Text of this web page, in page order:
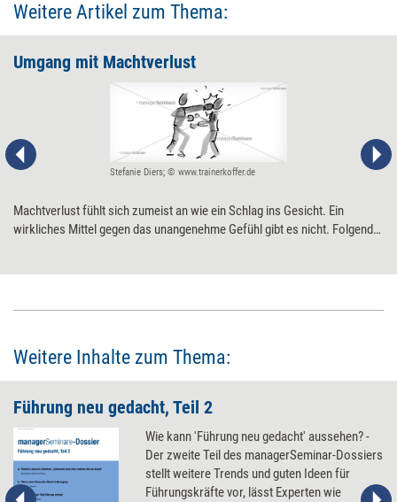
Weitere Artikel zum Thema:
Umgang mit Machtverlust
Stefanie Diers; © www.trainerkoffer.de
Machtverlust fühlt sich zumeist an wie ein Schlag ins Gesicht. Ein
wirkliches Mittel gegen das unangenehme Gefühl gibt es nicht. Folgende
Weitere Inhalte zum Thema:
Führung neu gedacht, Teil 2
Wie kann 'Führung neu gedacht' aussehen? -
Der zweite Teil des managerSeminar-Dossiers
stellt weitere Trends und guten Ideen für
Führungskräfte vor, lässt Experten wie